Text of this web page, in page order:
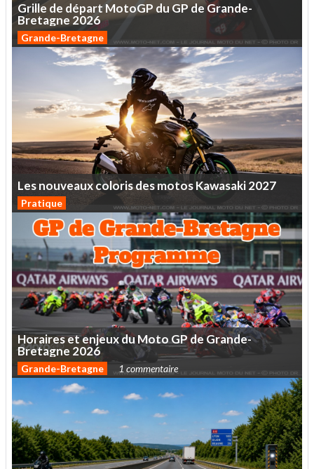
Grille de départ MotoGP duGPdeGrande-
Bretagne 2026
Grande-Bretagne
LesnouveauxcolorisdesmotosKawasaki2027
Pratique
HorairesetenjeuxduMotoGPdeGrande-
Bretagne 2026
Grande-Bretagne 1 commentaire